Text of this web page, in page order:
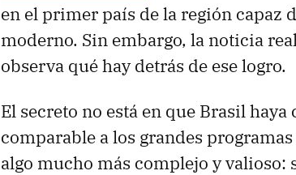
en el primer país de la región capaz
moderno. Sin embargo, la noticia
observa qué hay detrás de ese logro.
El secreto no está en que Brasil
comparable a los grandes
algo mucho más complejo y valioso: